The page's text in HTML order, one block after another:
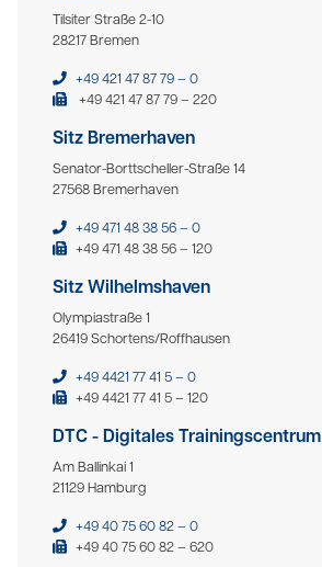
Tilsiter Straße 2-10
28217 Bremen
+49 421 47 87 79 – 0
+49 421 47 87 79 – 220
Sitz Bremerhaven
Senator-Borttscheller-Straße 14
27568 Bremerhaven
+49 471 48 38 56 – 0
+49 471 48 38 56 – 120
Sitz Wilhelmshaven
Olympiastraße 1
26419 Schortens/Roffhausen
+49 4421 77 41 5 – 0
+49 4421 77 41 5 – 120
DTC - Digitales Trainingscentrum
Am Ballinkai 1
21129 Hamburg
+49 40 75 60 82 – 0
+49 40 75 60 82 – 620